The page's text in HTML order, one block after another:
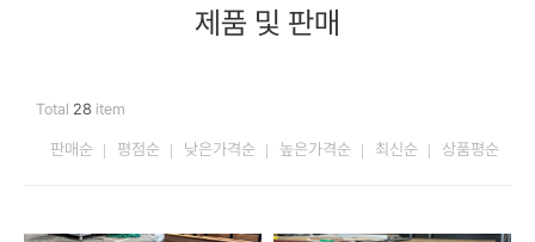
제품 및 판매
Total 28 item
판매순 평점순 낮은가격순 높은가격순 최신순 상품평순